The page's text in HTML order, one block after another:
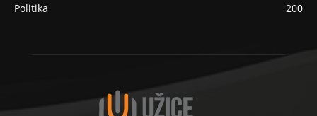
Politika
200